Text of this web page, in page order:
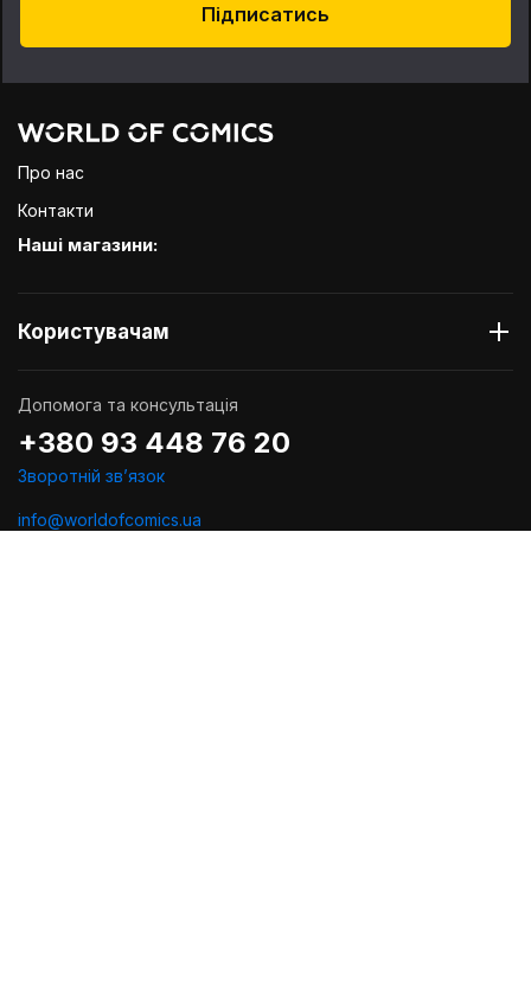
Підписатись
Про нас
Контакти
Наші магазини:
Користувачам
Допомога та консультація
+380 93 448 76 20
Зворотній звʼязок
info@worldofcomics.ua